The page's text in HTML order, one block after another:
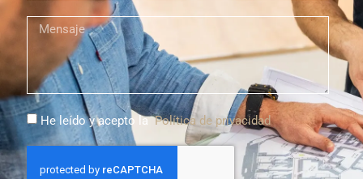
He leído y acepto la Política de privacidad